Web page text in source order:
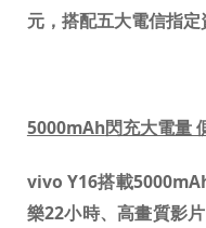
元，搭配五大電信指
5000mAh閃充大電量
vivo Y16搭載
樂22小時、高畫質影片